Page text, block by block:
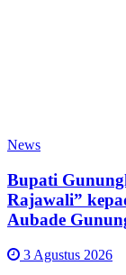
News
Bupati
Rajawali”
Aubade
3 Agustus 2026